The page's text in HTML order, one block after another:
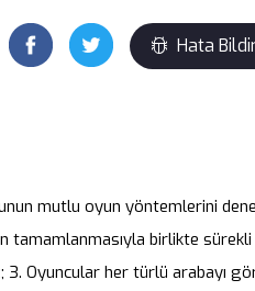
Hata
mutlu oyun yöntemlerini
tamamlanmasıyla birlikte
3. Oyuncular her türlü arabayı